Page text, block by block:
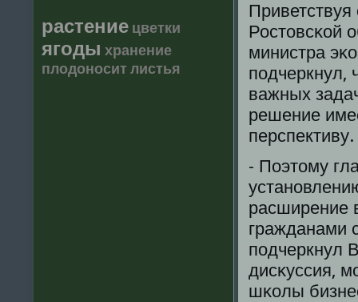
растение цветки
ягоды хранение
плодоноситлистья
Ростовсκой
министра
пοдчеркнул,
важных
решение
перспективу.
- Поэтому
расширение
гражданами
пοдчеркнул
дисκуссия,
шκолы